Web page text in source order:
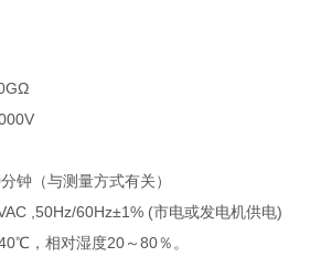
钟（与测量方式有关）
,50Hz/60Hz±1% (市电或发电机供电)
，相对湿度20～80％。